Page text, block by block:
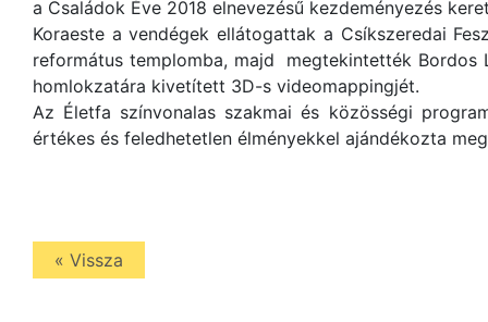
a Családok Éve 2018 elnevezésű kezdeményezés
Koraeste a vendégek ellátogattak a Csíkszeredai
református templomba, majd megtekintették Bordos
homlokzatára kivetített 3D-s videomappingjét.
Az Életfa színvonalas szakmai és közösségi
értékes és feledhetetlen élményekkel ajándékozta
« Vissza